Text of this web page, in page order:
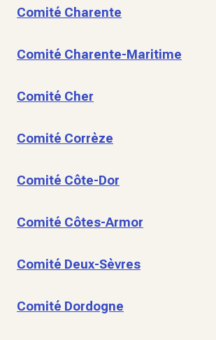
Comité Charente
Comité Charente-Maritime
Comité Cher
Comité Corrèze
Comité Côte-Dor
Comité Côtes-Armor
Comité Deux-Sèvres
Comité Dordogne